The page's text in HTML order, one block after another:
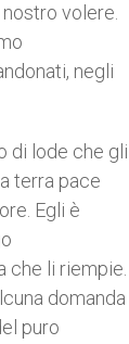
volere.
negli
di lode che gli
terra pace
Egli è
che li riempie.
domanda
puro